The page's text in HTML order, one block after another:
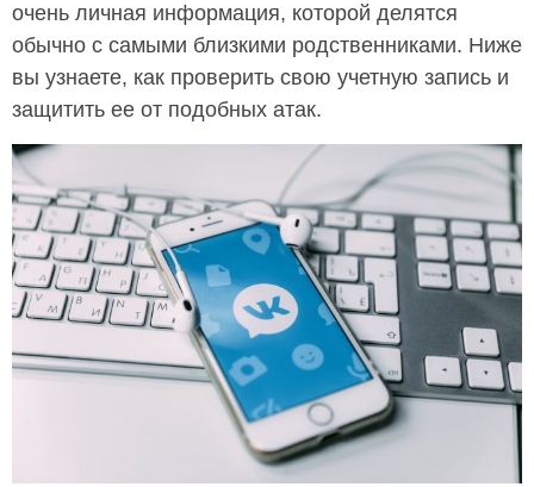
очень личная информация, которой делятся
обычно с самыми близкими родственниками. Ниже
вы узнаете, как проверить свою учетную запись и
защитить ее от подобных атак.